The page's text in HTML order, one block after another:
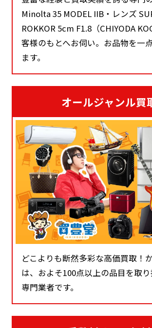
Minolta 35 MODEL IIB・レンズ
ROKKOR 5cm F1.8（CHIYODA
客様のもとへお伺い。お品物を一
ます。
オールジャンル買
どこよりも断然多彩な高価買取！
は、およそ100点以上の品目を取
専門業者です。